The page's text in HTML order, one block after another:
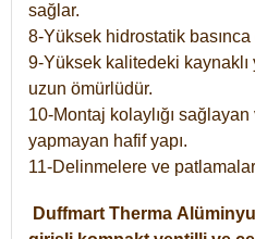
sağlar.
8-Yüksek hidrostatik basınca
9-Yüksek kalitedeki kaynaklı
uzun ömürlüdür.
10-Montaj kolaylığı sağlayan
yapmayan hafif yapı.
11-Delinmelere ve
Duffmart Therma